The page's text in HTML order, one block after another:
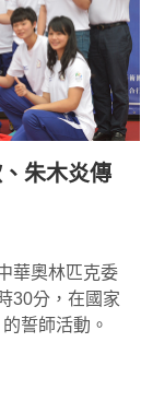
朱木炎傳
華奧林匹克委
30分，在國家
誓師活動。